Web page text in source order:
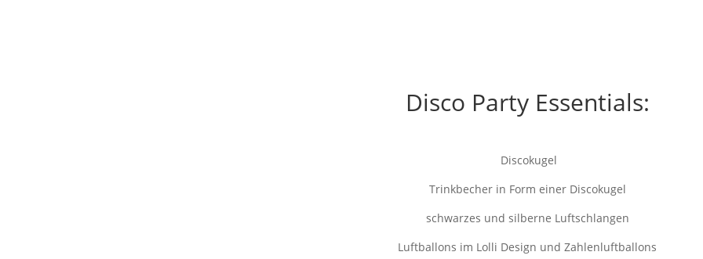
Disco Party Essentials:
Discokugel
Trinkbecher in Form einer Discokugel
schwarzes und silberne Luftschlangen
Luftballons im Lolli Design und Zahlenluftballons